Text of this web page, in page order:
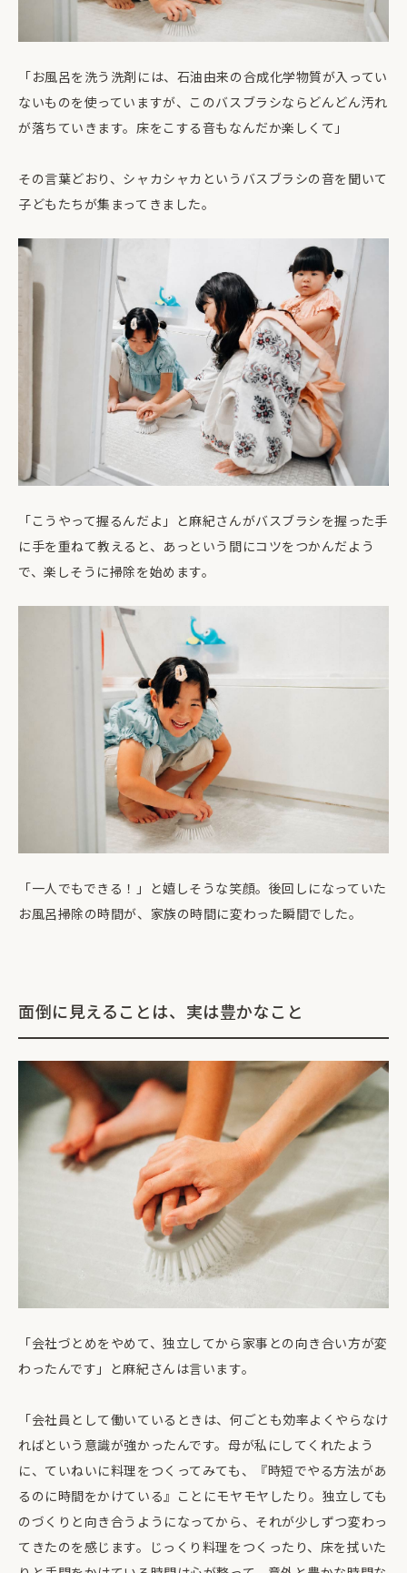
「お風呂を洗う洗剤には、石油由来の合成化学物質が入ってい
ないものを使っていますが、このバスブラシならどんどん汚れ
が落ちていきます。床をこする音もなんだか楽しくて」
その言葉どおり、シャカシャカというバスブラシの音を聞いて
子どもたちが集まってきました。
「こうやって握るんだよ」と麻紀さんがバスブラシを握った手
に手を重ねて教えると、あっという間にコツをつかんだよう
で、楽しそうに掃除を始めます。
「一人でもできる！」と嬉しそうな笑顔。後回しになっていた
お風呂掃除の時間が、家族の時間に変わった瞬間でした。
面倒に見えることは、実は豊かなこと
「会社づとめをやめて、独立してから家事との向き合い方が変
わったんです」と麻紀さんは言います。
「会社員として働いているときは、何ごとも効率よくやらなけ
ればという意識が強かったんです。母が私にしてくれたよう
に、ていねいに料理をつくってみても、『時短でやる方法があ
るのに時間をかけている』ことにモヤモヤしたり。独立しても
のづくりと向き合うようになってから、それが少しずつ変わっ
てきたのを感じます。じっくり料理をつくったり、床を拭いた